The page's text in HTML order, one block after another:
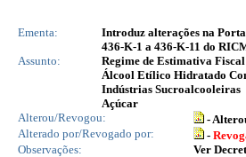
Ementa:
Introduz alterações na
436-K-1 a 436-K-11 do
Assunto:
Regime de Estimativa Fiscal
Álcool Etílico Hidratado
Indústrias Sucroalcooleiras
Açúcar
Alterou/Revogou:
-
Alterado por/Revogado por:
-
Observações:
Ver